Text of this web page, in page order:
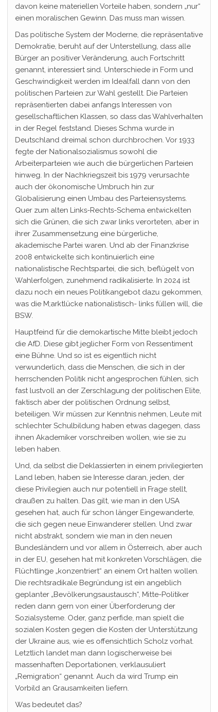
davon keine materiellen Vorteile haben, sondern „nur“
einen moralischen Gewinn. Das muss man wissen.
Das politische System der Moderne, die repräsentative
Demokratie, beruht auf der Unterstellung, dass alle
Bürger an positiver Veränderung, auch Fortschritt
genannt, interessiert sind. Unterschiede in Form und
Geschwindigkeit werden im Idealfall dann von den
politischen Parteien zur Wahl gestellt. Die Parteien
repräsentierten dabei anfangs Interessen von
gesellschaftlichen Klassen, so dass das Wahlverhalten
in der Regel feststand. Dieses Schma wurde in
Deutschland dreimal schon durchbrochen. Vor 1933
fegte der Nationalsozialismus sowohl die
Arbeiterparteien wie auch die bürgerlichen Parteien
hinweg. In der Nachkriegszeit bis 1979 verursachte
auch der ökonomische Umbruch hin zur
Globalisierung einen Umbau des Parteiensystems.
Quer zum alten Links-Rechts-Schema entwickelten
sich die Grünen, die sich zwar links verorteten, aber in
ihrer Zusammensetzung eine bürgerliche,
akademische Partei waren. Und ab der Finanzkrise
2008 entwickelte sich kontinuierlich eine
nationalistische Rechtspartei, die sich, beflügelt von
Wahlerfolgen, zunehmend radikalisierte. In 2024 ist
dazu noch ein neues Politikangebot dazu gekommen,
was die M;arktlücke nationalistisch- links füllen will, die
BSW.
Hauptfeind für die demokartische Mitte bleibt jedoch
die AfD. Diese gibt jeglicher Form von Ressentiment
eine Bühne. Und so ist es eigentlich nicht
verwunderlich, dass die Menschen, die sich in der
herrschenden Politik nicht angesprochen fühlen, sich
fast lustvoll an der Zerschlagung der politischen Elite,
faktisch aber der politischen Ordnung selbst,
beteiligen. Wir müssen zur Kenntnis nehmen, Leute mit
schlechter Schulbildung haben etwas dagegen, dass
ihnen Akademiker vorschreiben wollen, wie sie zu
leben haben.
Und, da selbst die Deklassierten in einem privilegierten
Land leben, haben sie Interesse daran, jeden, der
diese Privilegien auch nur potentiell in Frage stellt,
draußen zu halten. Das gilt, wie man in den USA
gesehen hat, auch für schon länger Eingewanderte,
die sich gegen neue Einwanderer stellen. Und zwar
nicht abstrakt, sondern wie man in den neuen
Bundesländern und vor allem in Österreich, aber auch
in der EU, gesehen hat mit konkreten Vorschlägen, die
Flüchtlinge „konzentriert“ an einem Ort halten wollen.
Die rechtsradikale Begründung ist ein angeblich
geplanter „Bevölkerungsaustausch“, Mitte-Politiker
reden dann gern von einer Überforderung der
Sozialsysteme. Oder, ganz perfide, man spielt die
sozialen Kosten gegen die Kosten der Unterstützung
der Ukraine aus, wie es offensichtlich Scholz vorhat.
Letztlich landet man dann logischerweise bei
massenhaften Deportationen, verklausuliert
„Remigration“ genannt. Auch da wird Trump ein
Vorbild an Grausamkeiten liefern.
Was bedeutet das?